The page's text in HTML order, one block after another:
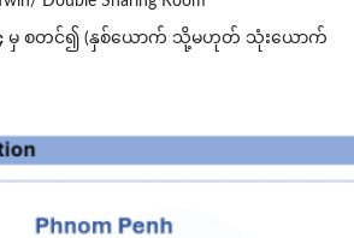
မှ စတင်၍ (နှစ်ယောက် သို့မဟုတ် သုံးယောက်